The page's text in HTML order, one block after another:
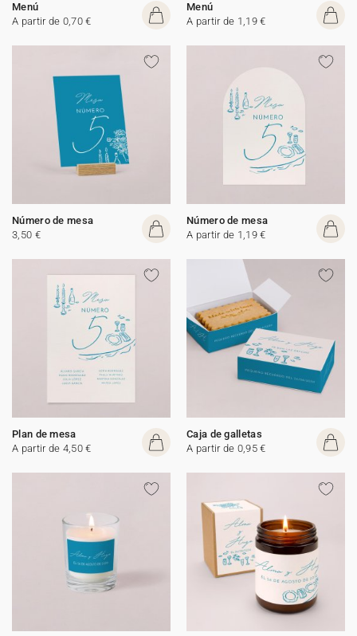
Menú
A partir de 0,70 €
Menú
A partir de 1,19 €
Número de mesa
3,50 €
Número de mesa
A partir de 1,19 €
Plan de mesa
A partir de 4,50 €
Caja de galletas
A partir de 0,95 €